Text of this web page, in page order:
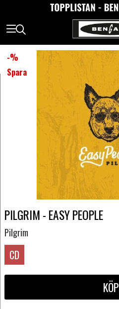
-%
Spara
PILGRIM - EASY PEOPLE
Pilgrim
CD
KÖP